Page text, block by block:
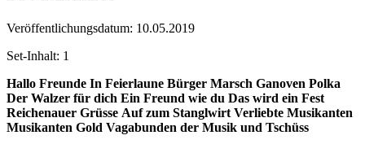
Veröffentlichungsdatum: 10.05.2019
Set-Inhalt: 1
Hallo Freunde In Feierlaune Bürger Marsch Ganoven Polka
Der Walzer für dich Ein Freund wie du Das wird ein Fest
Reichenauer Grüsse Auf zum Stanglwirt Verliebte Musikanten
Musikanten Gold Vagabunden der Musik und Tschüss